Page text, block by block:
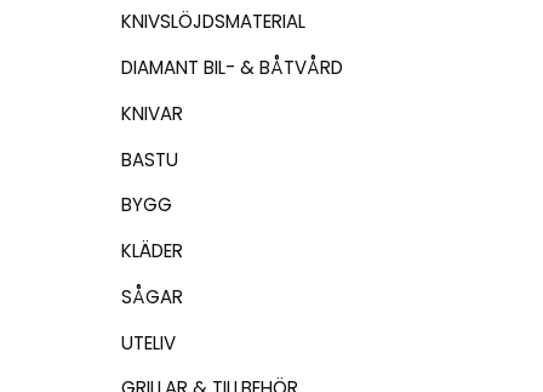
KNIVSLÖJDSMATERIAL
DIAMANT BIL- & BÅTVÅRD
KNIVAR
BASTU
BYGG
KLÄDER
SÅGAR
UTELIV